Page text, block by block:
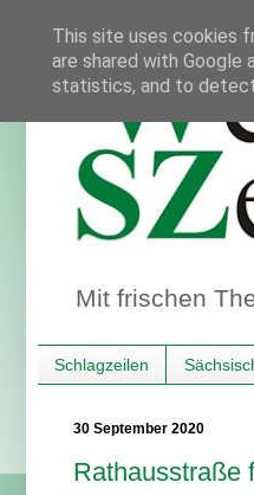
Mit frischen
Schlagzeilen
30 September 2020
Rathausstraße
This site uses cookies
are shared with
statistics, and to detect